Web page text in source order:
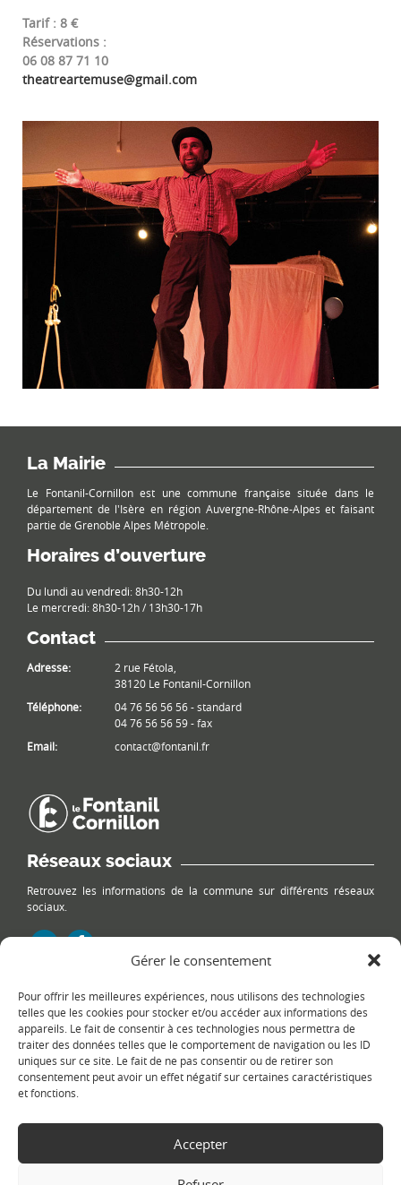
Gérer le consentement
Pour offrir les meilleures expériences, nous utilisons des technologies
telles que les cookies pour stocker et/ou accéder aux informations des
appareils. Le fait de consentir à ces technologies nous permettra de
traiter des données telles que le comportement de navigation ou les ID
uniques sur ce site. Le fait de ne pas consentir ou de retirer son
consentement peut avoir un effet négatif sur certaines caractéristiques
et fonctions.
Accepter
Tarif : 8 €
Réservations :
06 08 87 71 10
theatreartemuse@gmail.com
La Mairie
Le Fontanil-Cornillon est une commune française située dans le
département de l'Isère en région Auvergne-Rhône-Alpes et faisant
partie de Grenoble Alpes Métropole.
Horaires d’ouverture
Du lundi au vendredi: 8h30-12h
Le mercredi: 8h30-12h / 13h30-17h
Contact
Adresse:
2 rue Fétola,
38120 Le Fontanil-Cornillon
Téléphone:
04 76 56 56 56 - standard
04 76 56 56 59 - fax
Email:
contact@fontanil.fr
Réseaux sociaux
Retrouvez les informations de la commune sur différents réseaux
sociaux.
Le plan du site
Copyright Ⓒ
Politique de
- Réalisation :Sukellos - Agence web WordPress -